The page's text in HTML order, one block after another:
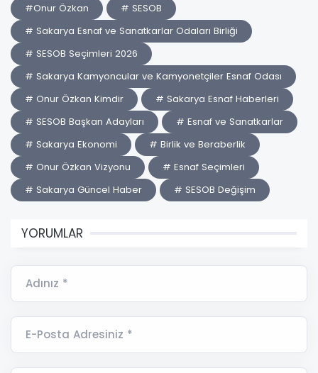
#Onur Özkan
# SESOB
# Sakarya Esnaf ve Sanatkarlar Odaları Birliği
# SESOB Seçimleri 2026
# Sakarya Kamyoncular ve Kamyonetçiler Esnaf Odası
# Onur Özkan Kimdir
# Sakarya Esnaf Haberleri
# SESOB Başkan Adayları
# Esnaf ve Sanatkarlar
# Sakarya Ekonomi
# Birlik ve Beraberlik
# Onur Özkan Vizyonu
# Esnaf Seçimleri
# Sakarya Güncel Haber
# SESOB Değişim
YORUMLAR
Adınız *
E-Posta Adresiniz *